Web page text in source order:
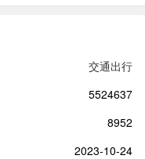
分类，中国地图一般分
的中国政区图为分省政区
县级行政区划的中国政区
形（地势）图：表示中国
加分层设色的方法表示，
因地形要素在所有地图要
交通出行
5524637
8952
2023-10-24